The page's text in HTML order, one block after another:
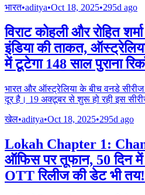
भारत•aditya•Oct 18, 2025•295d ago
विराट कोहली और रोहित
इंडिया की ताकत,
में टूटेगा 148 साल पुराना
भारत और ऑस्ट्रेलिया के बीच वनडे
दूर है। 19 अक्टूबर से शुरू हो रही इस
खेल•aditya•Oct 18, 2025•295d ago
Lokah Chapter 1:
ऑफिस पर तूफान, 50 दिन में
OTT रिलीज की डेट भी तय!